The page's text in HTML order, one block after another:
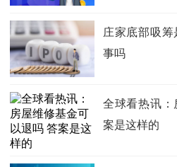
庄家底部吸
事吗
全球看热讯：
案是这样的